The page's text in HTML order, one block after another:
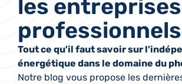
les
professionnels
Tout ce qu'il faut savoir sur
énergétique dans le domaine du
Notre blog vous propose les